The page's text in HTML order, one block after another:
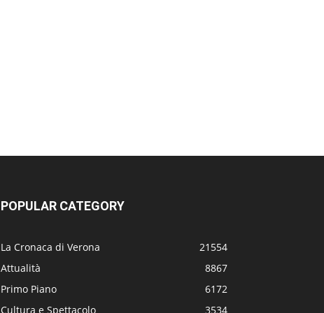
POPULAR CATEGORY
La Cronaca di Verona
21554
Attualità
8867
Primo Piano
6172
Cultura e Spettacolo
3534